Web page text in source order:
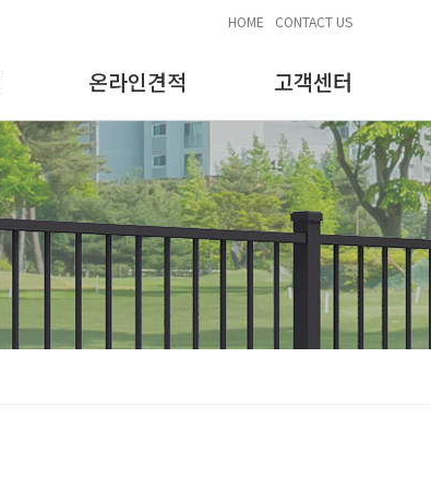
HOME CONTACT US
온라인견적 고객센터